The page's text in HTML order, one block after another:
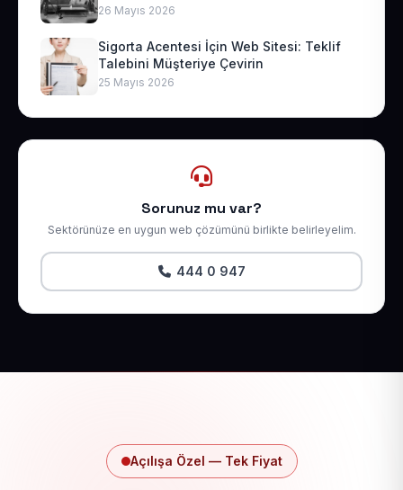
26 Mayıs 2026
Sigorta Acentesi İçin Web Sitesi: Teklif
Talebini Müşteriye Çevirin
25 Mayıs 2026
Sorunuz mu var?
Sektörünüze en uygun web çözümünü birlikte belirleyelim.
444 0 947
Açılışa Özel — Tek Fiyat